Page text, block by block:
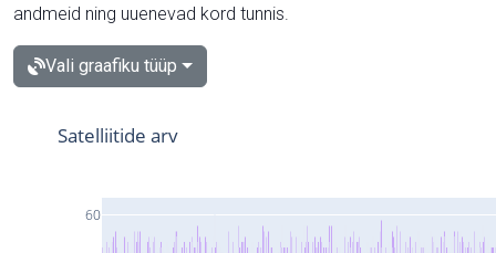
andmeid ning uuenevad kord tunnis.
Vali graafiku tüüp
60
Satelliitide arv